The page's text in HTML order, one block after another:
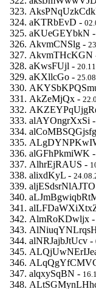
aKTRbEvD -
aKUeGEYbkN -
AkvmCNSlg -
AkvmTHcKGN
aKwsFUjl -
aKXllcGo -
AkZeMjQx -
alAYOngrXxSi -
alGFhPkmiWK -
AlhrEjRAUS -
alixdKyL -
AlmRoKDwljx -
alNRJajbJtUcv -
alqxySqBN -